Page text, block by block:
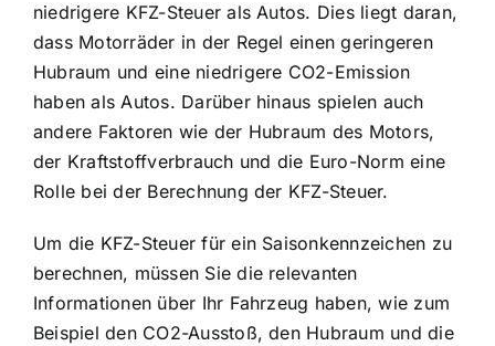
niedrigere KFZ-Steuer als Autos. Dies liegt daran,
dass Motorräder in der Regel einen geringeren
Hubraum und eine niedrigere CO2-Emission
haben als Autos. Darüber hinaus spielen auch
andere Faktoren wie der Hubraum des Motors,
der Kraftstoffverbrauch und die Euro-Norm eine
Rolle bei der Berechnung der KFZ-Steuer.
Um die KFZ-Steuer für ein Saisonkennzeichen zu
berechnen, müssen Sie die relevanten
Informationen über Ihr Fahrzeug haben, wie zum
Beispiel den CO2-Ausstoß, den Hubraum und die